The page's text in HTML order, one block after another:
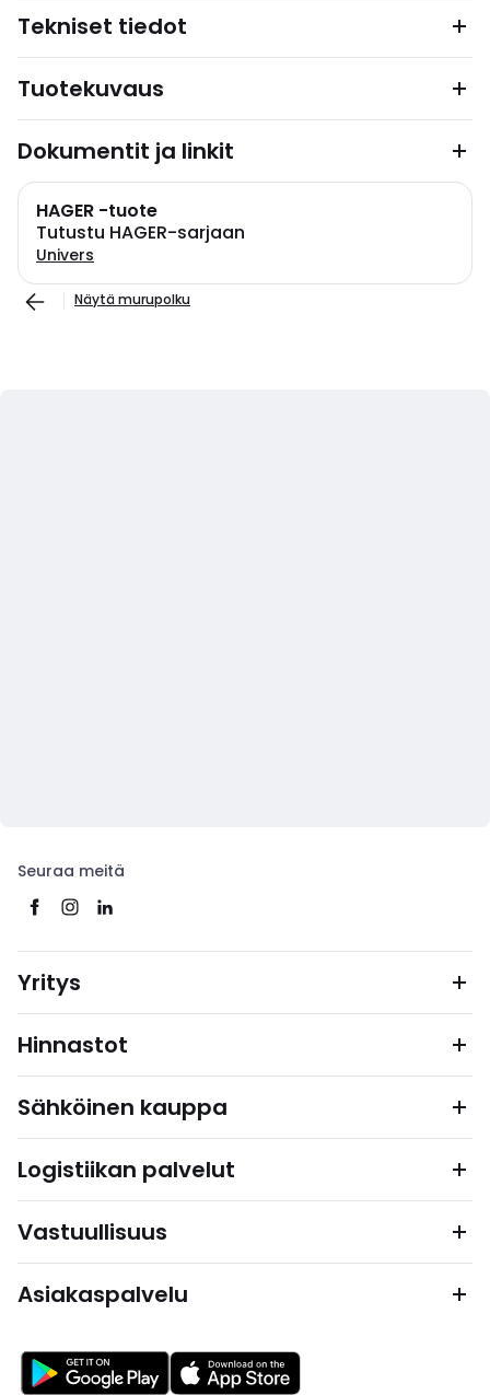
Tekniset tiedot
Tuotekuvaus
Dokumentit ja linkit
HAGER -tuote
Tutustu HAGER-sarjaan
Univers
Näytä murupolku
Seuraa meitä
Yritys
Hinnastot
Sähköinen kauppa
Logistiikan palvelut
Vastuullisuus
Asiakaspalvelu